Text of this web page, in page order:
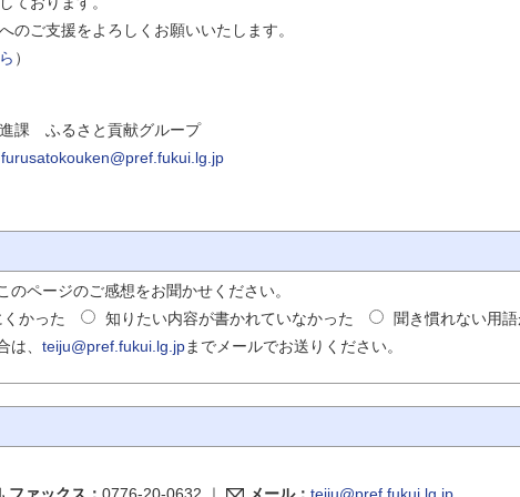
のご支援をよろしくお願いいたします。
）
課 ふるさと貢献グループ
furusatokouken@pref.fukui.lg.jp
ページのご感想をお聞かせください。
かった 知りたい内容が書かれていなかった
聞き慣れない用
は、 teiju@pref.fukui.lg.jpまでメールでお送りください。
ファックス： 0776-20-0632 ｜ メール： teiju@pref.fukui.lg.jp